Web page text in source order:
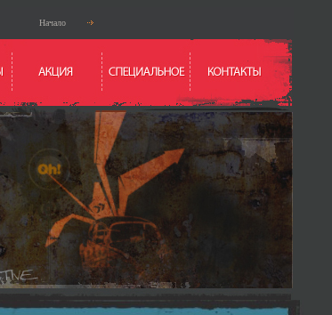
Начало